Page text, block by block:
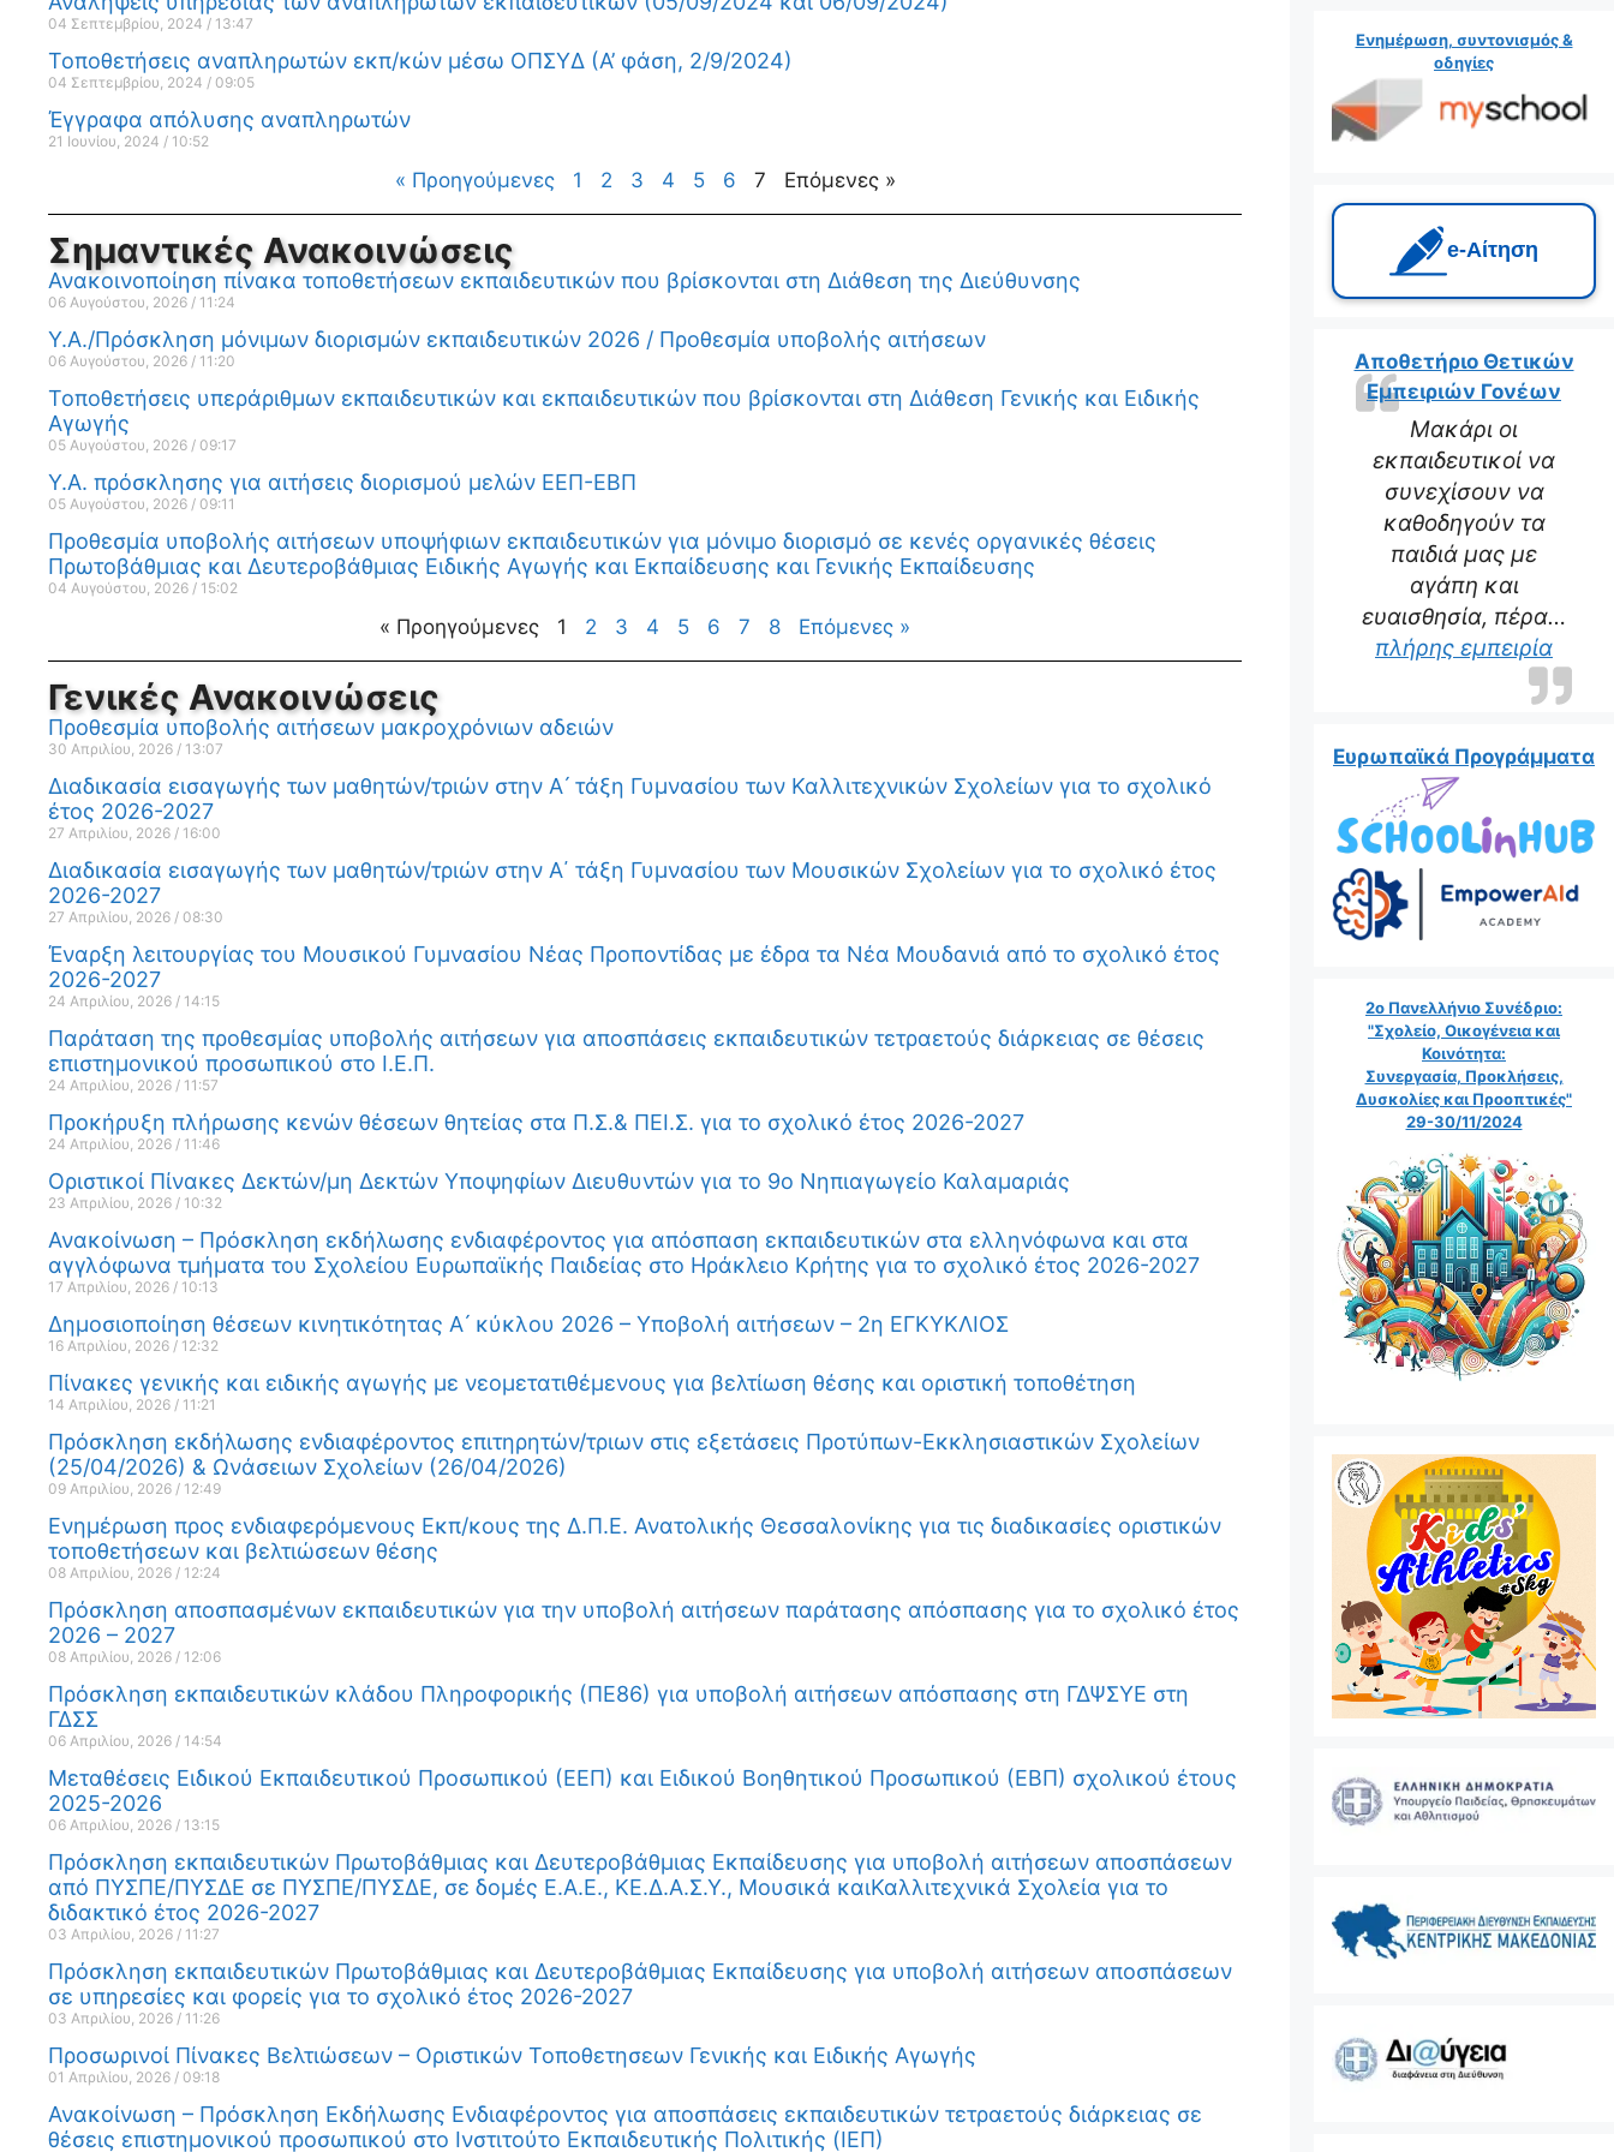
04 Σεπτεμβρίου, 2024 13:47
Τοποθετήσεις αναπληρωτών εκπ/κών μέσω ΟΠΣΥΔ (Α’ φάση, 2/9/2024)
04 Σεπτεμβρίου, 2024 09:05
Έγγραφα απόλυσης αναπληρωτών
21 Ιουνίου, 2024 10:52
« Προηγούμενες 1 2 3 4 5 6 7 Επόμενες »
Σημαντικές Ανακοινώσεις
Ανακοινοποίηση πίνακα τοποθετήσεων εκπαιδευτικών που βρίσκονται στη Διάθεση της Διεύθυνσης
06 Αυγούστου, 2026 11:24
Υ.Α./Πρόσκληση μόνιμων διορισμών εκπαιδευτικών 2026 / Προθεσμία υποβολής αιτήσεων
06 Αυγούστου, 2026 11:20
Τοποθετήσεις υπεράριθμων εκπαιδευτικών και εκπαιδευτικών που βρίσκονται στη Διάθεση Γενικής και Ειδικής
Αγωγής
05 Αυγούστου, 2026 09:17
Υ.Α. πρόσκλησης για αιτήσεις διορισμού μελών ΕΕΠ-ΕΒΠ
05 Αυγούστου, 2026 09:11
Προθεσμία υποβολής αιτήσεων υποψήφιων εκπαιδευτικών για μόνιμο διορισμό σε κενές οργανικές θέσεις
Πρωτοβάθμιας και Δευτεροβάθμιας Ειδικής Αγωγής και Εκπαίδευσης και Γενικής Εκπαίδευσης
04 Αυγούστου, 2026 15:02
« Προηγούμενες 1 2 3 4 5 6 7 8 Επόμενες »
Γενικές Ανακοινώσεις
Προθεσμία υποβολής αιτήσεων μακροχρόνιων αδειών
30 Απριλίου, 2026 13:07
Διαδικασία εισαγωγής των μαθητών/τριών στην Α ́ τάξη Γυμνασίου των Καλλιτεχνικών Σχολείων για το σχολικό
έτος 2026-2027
27 Απριλίου, 2026 16:00
Διαδικασία εισαγωγής των μαθητών/τριών στην Α΄ τάξη Γυμνασίου των Μουσικών Σχολείων για το σχολικό έτος
2026-2027
27 Απριλίου, 2026 08:30
Έναρξη λειτουργίας του Μουσικού Γυμνασίου Νέας Προποντίδας με έδρα τα Νέα Μουδανιά από το σχολικό έτος
2026-2027
24 Απριλίου, 2026 14:15
Παράταση της προθεσμίας υποβολής αιτήσεων για αποσπάσεις εκπαιδευτικών τετραετούς διάρκειας σε θέσεις
επιστημονικού προσωπικού στο Ι.Ε.Π.
24 Απριλίου, 2026 11:57
Προκήρυξη πλήρωσης κενών θέσεων θητείας στα Π.Σ.& ΠΕΙ.Σ. για το σχολικό έτος 2026-2027
24 Απριλίου, 2026 11:46
Οριστικοί Πίνακες Δεκτών/μη Δεκτών Υποψηφίων Διευθυντών για το 9ο Νηπιαγωγείο Καλαμαριάς
23 Απριλίου, 2026 10:32
Ανακοίνωση – Πρόσκληση εκδήλωσης ενδιαφέροντος για απόσπαση εκπαιδευτικών στα ελληνόφωνα και στα
αγγλόφωνα τμήματα του Σχολείου Ευρωπαϊκής Παιδείας στο Ηράκλειο Κρήτης για το σχολικό έτος 2026-2027
17 Απριλίου, 2026 10:13
Δημοσιοποίηση θέσεων κινητικότητας Α ́ κύκλου 2026 – Υποβολή αιτήσεων – 2η ΕΓΚΥΚΛΙΟΣ
16 Απριλίου, 2026 12:32
Πίνακες γενικής και ειδικής αγωγής με νεομετατιθέμενους για βελτίωση θέσης και οριστική τοποθέτηση
14 Απριλίου, 2026 11:21
Πρόσκληση εκδήλωσης ενδιαφέροντος επιτηρητών/τριων στις εξετάσεις Προτύπων-Εκκλησιαστικών Σχολείων
(25/04/2026) & Ωνάσειων Σχολείων (26/04/2026)
09 Απριλίου, 2026 12:49
Ενημέρωση προς ενδιαφερόμενους Εκπ/κους της Δ.Π.Ε. Ανατολικής Θεσσαλονίκης για τις διαδικασίες οριστικών
τοποθετήσεων και βελτιώσεων θέσης
08 Απριλίου, 2026 12:24
Πρόσκληση αποσπασμένων εκπαιδευτικών για την υποβολή αιτήσεων παράτασης απόσπασης για το σχολικό έτος
2026 – 2027
08 Απριλίου, 2026 12:06
Πρόσκληση εκπαιδευτικών κλάδου Πληροφορικής (ΠΕ86) για υποβολή αιτήσεων απόσπασης στη ΓΔΨΣΥΕ στη
ΓΔΣΣ
06 Απριλίου, 2026 14:54
Μεταθέσεις Ειδικού Εκπαιδευτικού Προσωπικού (ΕΕΠ) και Ειδικού Βοηθητικού Προσωπικού (ΕΒΠ) σχολικού έτους
2025-2026
06 Απριλίου, 2026 13:15
Πρόσκληση εκπαιδευτικών Πρωτοβάθμιας και Δευτεροβάθμιας Εκπαίδευσης για υποβολή αιτήσεων αποσπάσεων
από ΠΥΣΠΕ/ΠΥΣΔΕ σε ΠΥΣΠΕ/ΠΥΣΔΕ, σε δομές Ε.Α.Ε., ΚΕ.Δ.Α.Σ.Υ., Μουσικά καιΚαλλιτεχνικά Σχολεία για το
διδακτικό έτος 2026-2027
03 Απριλίου, 2026 11:27
Πρόσκληση εκπαιδευτικών Πρωτοβάθμιας και Δευτεροβάθμιας Εκπαίδευσης για υποβολή αιτήσεων αποσπάσεων
σε υπηρεσίες και φορείς για το σχολικό έτος 2026-2027
03 Απριλίου, 2026 11:26
Προσωρινοί Πίνακες Βελτιώσεων – Οριστικών Τοποθετησεων Γενικής και Ειδικής Αγωγής
01 Απριλίου, 2026 09:18
Ανακοίνωση – Πρόσκληση Εκδήλωσης Ενδιαφέροντος για αποσπάσεις εκπαιδευτικών τετραετούς διάρκειας σε
θέσεις επιστημονικού προσωπικού στο Ινστιτούτο Εκπαιδευτικής Πολιτικής (ΙΕΠ)
Ενημέρωση, συντονισμός &
οδηγίες
e‑Αίτηση
Μακάρι οι
εκπαιδευτικοί να
συνεχίσουν να
καθοδηγούν τα
παιδιά μας με
αγάπη και
ευαισθησία, πέρα…
πλήρης εμπειρία
Αποθετήριο Θετικών
Εμπειριών Γονέων
Ευρωπαϊκά Προγράμματα
2ο Πανελλήνιο Συνέδριο:
"Σχολείο, Οικογένεια και
Κοινότητα:
Συνεργασία, Προκλήσεις,
Δυσκολίες και Προοπτικές"
29-30/11/2024